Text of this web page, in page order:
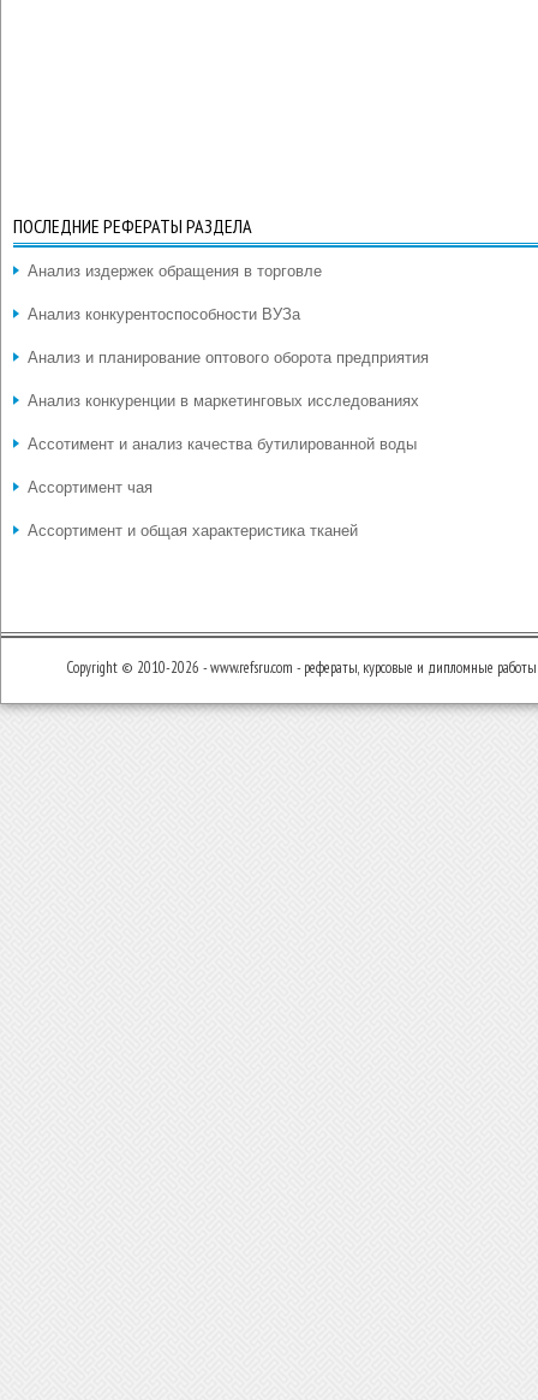
ПОСЛЕДНИЕ РЕФЕРАТЫ РАЗДЕЛА
Анализ издержек обращения в торговле
Анализ конкурентоспособности ВУЗа
Анализ и планирование оптового оборота предприятия
Анализ конкуренции в маркетинговых исследованиях
Ассотимент и анализ качества бутилированной воды
Ассортимент чая
Ассортимент и общая характеристика тканей
Copyright © 2010-2026 - www.refsru.com - рефераты, курсовые и дипломные работы